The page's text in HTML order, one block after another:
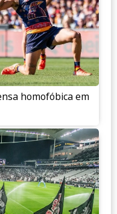
homofóbica em